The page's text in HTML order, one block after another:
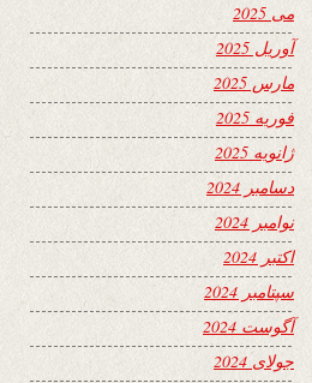
می 2025
آوریل 2025
مارس 2025
فوریه 2025
ژانویه 2025
دسامبر 2024
نوامبر 2024
اکتبر 2024
سپتامبر 2024
آگوست 2024
جولای 2024